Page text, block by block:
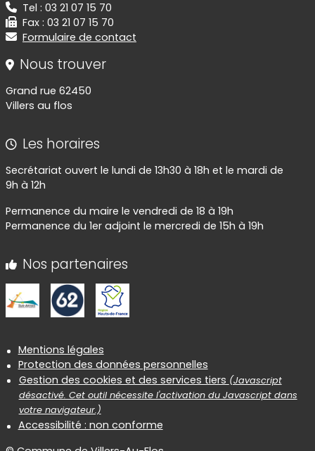
Tel : 03 21 07 15 70
Fax : 03 21 07 15 70
Formulaire de contact
Nous trouver
Grand rue 62450
Villers au flos
Les horaires
Secrétariat ouvert le lundi de 13h30 à 18h et le mardi de
9h à 12h
Permanence du maire le vendredi de 18 à 19h
Permanence du 1er adjoint le mercredi de 15h à 19h
Nos partenaires
Informations réglementaires
Mentions légales
Protection des données personnelles
Gestion des cookies et des services tiers (Javascript
désactivé. Cet outil nécessite l'activation du Javascript dans
votre navigateur.)
Accessibilité : non conforme